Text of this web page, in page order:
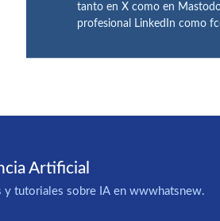
tanto en X como en
profesional LinkedIn como
Artificial
y tutoriales sobre IA en wwwhatsnew.